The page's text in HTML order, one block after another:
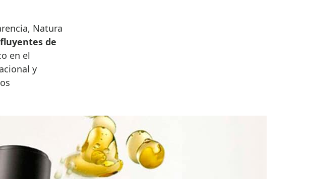
Natura
de
en el
y